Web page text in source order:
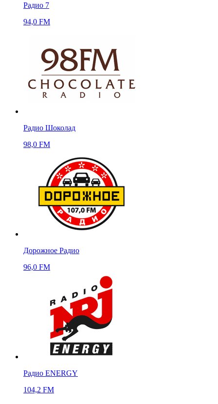
Радио 7
94,0 FM
Радио Шоколад
98,0 FM
Дорожное Радио
96,0 FM
Радио ENERGY
104,2 FM